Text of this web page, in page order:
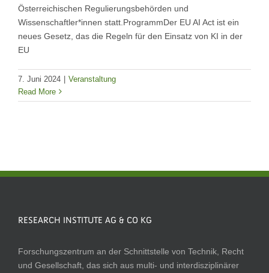
Österreichischen Regulierungsbehörden und
Wissenschaftler*innen statt.ProgrammDer EU AI Act ist ein
neues Gesetz, das die Regeln für den Einsatz von KI in der
EU
7. Juni 2024
Veranstaltung
Read More
RESEARCH INSTITUTE AG & CO KG
Forschungszentrum an der Schnittstelle von Technik, Recht
und Gesellschaft, das sich aus multi- und interdisziplinärer